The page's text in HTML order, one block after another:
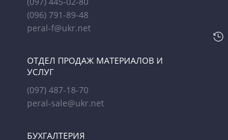
(096) 791-89-48
peral-f@ukr.net
ОТДЕЛ ПРОДАЖ МАТЕРИАЛОВ И
УСЛУГ
(097) 487-18-70
peral-sale@ukr.net
БУХГАЛТЕРИЯ
